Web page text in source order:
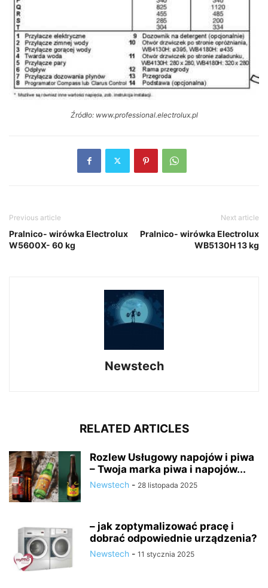
Źródło: www.professional.electrolux.pl
Previous article
Pralnico- wirówka Electrolux
W5600X- 60 kg
Next article
Pralnico- wirówka Electrolux
WB5130H 13 kg
Newstech
RELATED ARTICLES
Rozlew Usługowy napojów i piwa
– Twoja marka piwa i napojów...
Newstech - 28 listopada 2025
– jak zoptymalizować pracę i
dobrać odpowiednie urządzenia?
Newstech - 11 stycznia 2025